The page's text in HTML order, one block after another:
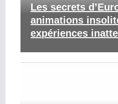
Les secrets
animations
expériences